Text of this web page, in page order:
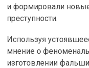
и формировали
преступности.
Используя
мнение о
изготовлении